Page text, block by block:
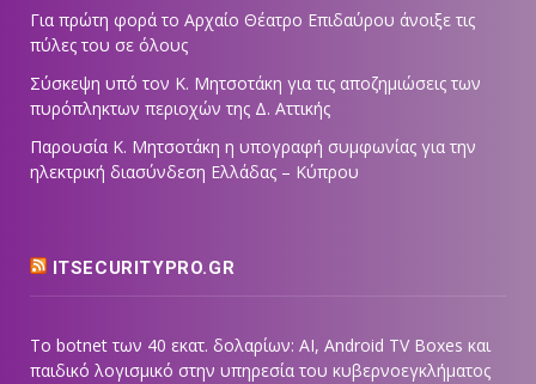
Για πρώτη φορά το Αρχαίο Θέατρο Επιδαύρου άνοιξε τις
πύλες του σε όλους
Σύσκεψη υπό τον Κ. Μητσοτάκη για τις αποζημιώσεις των
πυρόπληκτων περιοχών της Δ. Αττικής
Παρουσία Κ. Μητσοτάκη η υπογραφή συμφωνίας για την
ηλεκτρική διασύνδεση Ελλάδας – Κύπρου
ITSECURITYPRO.GR
Το botnet των 40 εκατ. δολαρίων: AI, Android TV Boxes και
παιδικό λογισμικό στην υπηρεσία του κυβερνοεγκλήματος